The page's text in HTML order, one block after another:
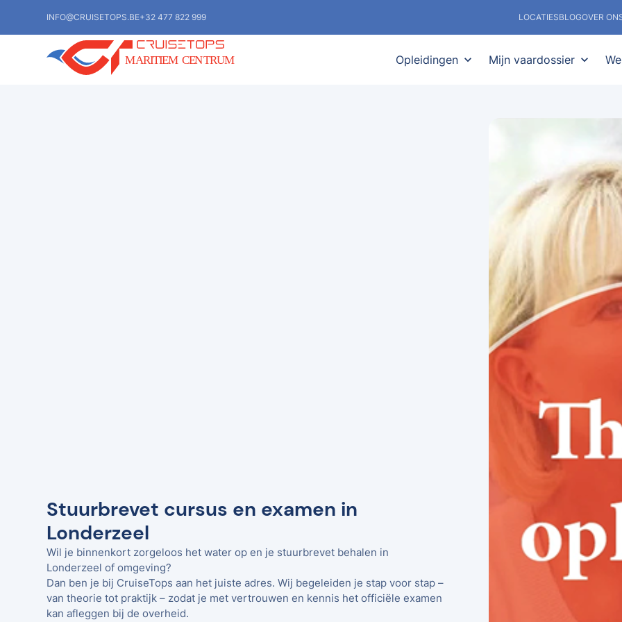
INFO@CRUISETOPS.BE+32 477 822 999 LOCATIESBLOGOVER
Opleidingen expand_more Mijn vaardossier expand_more
Stuurbrevet cursus en examen in
Londerzeel
Wil je binnenkort zorgeloos het water op en je stuurbrevet behalen in
Londerzeel of omgeving?
Dan ben je bij CruiseTops aan het juiste adres. Wij begeleiden je stap voor stap –
van theorie tot praktijk – zodat je met vertrouwen en kennis het officiële examen
kan afleggen bij de overheid.